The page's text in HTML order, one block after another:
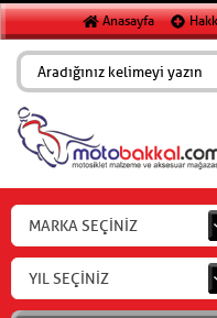
Anasayfa
MARKA SEÇİNİZ
YIL SEÇİNİZ